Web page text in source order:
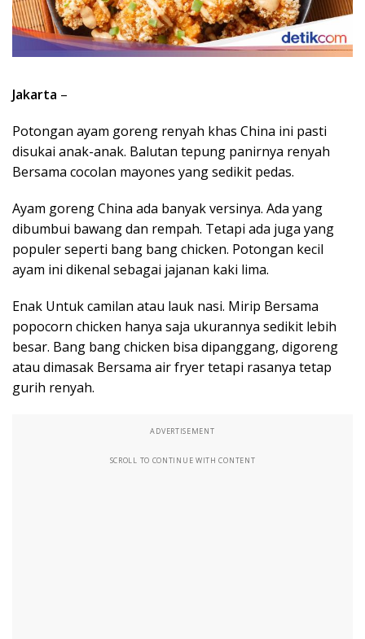
Jakarta –
Potongan ayam goreng renyah khas China ini pasti
disukai anak-anak. Balutan tepung panirnya renyah
Bersama cocolan mayones yang sedikit pedas.
Ayam goreng China ada banyak versinya. Ada yang
dibumbui bawang dan rempah. Tetapi ada juga yang
populer seperti bang bang chicken. Potongan kecil
ayam ini dikenal sebagai jajanan kaki lima.
Enak Untuk camilan atau lauk nasi. Mirip Bersama
popocorn chicken hanya saja ukurannya sedikit lebih
besar. Bang bang chicken bisa dipanggang, digoreng
atau dimasak Bersama air fryer tetapi rasanya tetap
gurih renyah.
ADVERTISEMENT
SCROLL TO CONTINUE WITH CONTENT